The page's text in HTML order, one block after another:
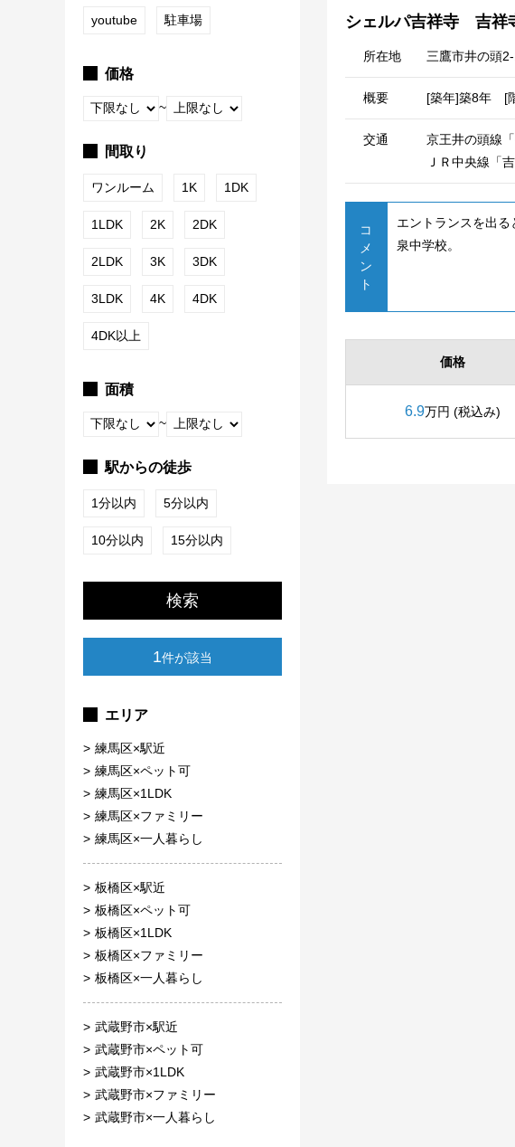
youtube 駐車場
価格
~
間取り
ワンルーム 1K 1DK
1LDK 2K 2DK
2LDK 3K 3DK
3LDK 4K 4DK
4DK以上
面積
~
駅からの徒歩
1分以内 5分以内
10分以内 15分以内
検索
1件が該当
エリア
練馬区×駅近
練馬区×ペット可
練馬区×1LDK
練馬区×ファミリー
練馬区×一人暮らし
板橋区×駅近
板橋区×ペット可
板橋区×1LDK
板橋区×ファミリー
板橋区×一人暮らし
武蔵野市×駅近
武蔵野市×ペット可
武蔵野市×1LDK
武蔵野市×ファミリー
武蔵野市×一人暮らし
シェルパ吉祥寺 吉祥
所在地 三鷹市井の頭
概要 [築年]築8年 [
交通
京王井の頭線
ＪＲ中央線「
コ
メ
ン
ト
エントランスを出
泉中学校。
価格
6.9万円 (税込み)